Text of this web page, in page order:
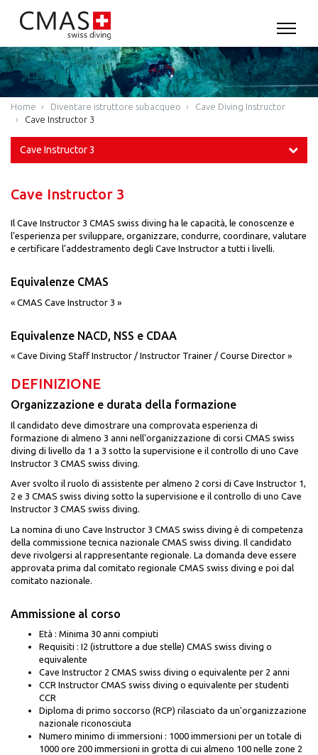
Home Diventare istruttore subacqueo
Cave Diving Instructor
Cave Instructor 3
Cave Instructor 3
Cave Instructor 3
Il Cave Instructor 3 CMAS swiss diving ha le capacità, le conoscenze e
l'esperienza per sviluppare, organizzare, condurre, coordinare, valutare
e certificare l'addestramento degli Cave Instructor a tutti i livelli.
Equivalenze CMAS
« CMAS Cave Instructor 3 »
Equivalenze NACD, NSS e CDAA
« Cave Diving Staff Instructor / Instructor Trainer / Course Director »
DEFINIZIONE
Organizzazione e durata della formazione
Il candidato deve dimostrare una comprovata esperienza di
formazione di almeno 3 anni nell'organizzazione di corsi CMAS swiss
diving di livello da 1 a 3 sotto la supervisione e il controllo di uno Cave
Instructor 3 CMAS swiss diving.
Aver svolto il ruolo di assistente per almeno 2 corsi di Cave Instructor 1,
2 e 3 CMAS swiss diving sotto la supervisione e il controllo di uno Cave
Instructor 3 CMAS swiss diving.
La nomina di uno Cave Instructor 3 CMAS swiss diving è di competenza
della commissione tecnica nazionale CMAS swiss diving. Il candidato
deve rivolgersi al rappresentante regionale. La domanda deve essere
approvata prima dal comitato regionale CMAS swiss diving e poi dal
comitato nazionale.
Ammissione al corso
Età : Minima 30 anni compiuti
Requisiti : I2 (istruttore a due stelle) CMAS swiss diving o
equivalente
Cave Instructor 2 CMAS swiss diving o equivalente per 2 anni
CCR Instructor CMAS swiss diving o equivalente per studenti
CCR
Diploma di primo soccorso (RCP) rilasciato da un'organizzazione
nazionale riconosciuta
Numero minimo di immersioni : 1000 immersioni per un totale di
1000 ore 200 immersioni in grotta di cui almeno 100 nelle zone 2